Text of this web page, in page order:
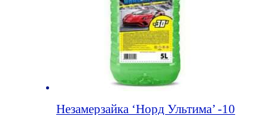
Незамерзайка ‘Норд Ультима’ -10